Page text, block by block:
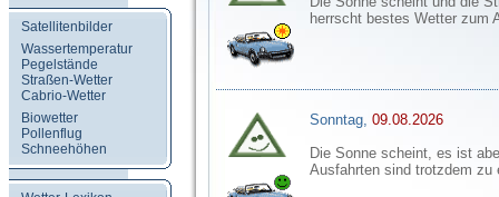
Satellitenbilder
Wassertemperatur
Pegelstände
Straßen-Wetter
Cabrio-Wetter
Biowetter
Pollenflug
Schneehöhen
herrscht bestes Wetter zum
Sonntag, 09.08.2026
Die Sonne scheint, es ist
Ausfahrten sind trotzdem zu